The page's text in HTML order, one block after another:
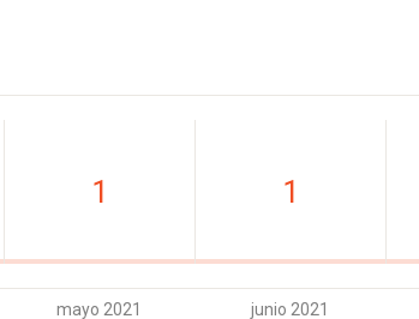
1
mayo 2021
1
junio 2021